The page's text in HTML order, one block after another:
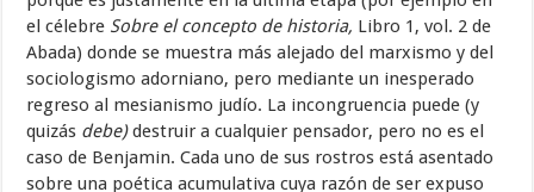
el célebre Sobre el concepto de historia, Libro 1, vol. 2 de
Abada) donde se muestra más alejado del marxismo y del
sociologismo adorniano, pero mediante un inesperado
regreso al mesianismo judío. La incongruencia puede (y
quizás debe)destruir a cualquier pensador, pero no es el
caso de Benjamin. Cada uno de sus rostros está asentado
sobre una poética acumulativa cuya razón de ser expuso